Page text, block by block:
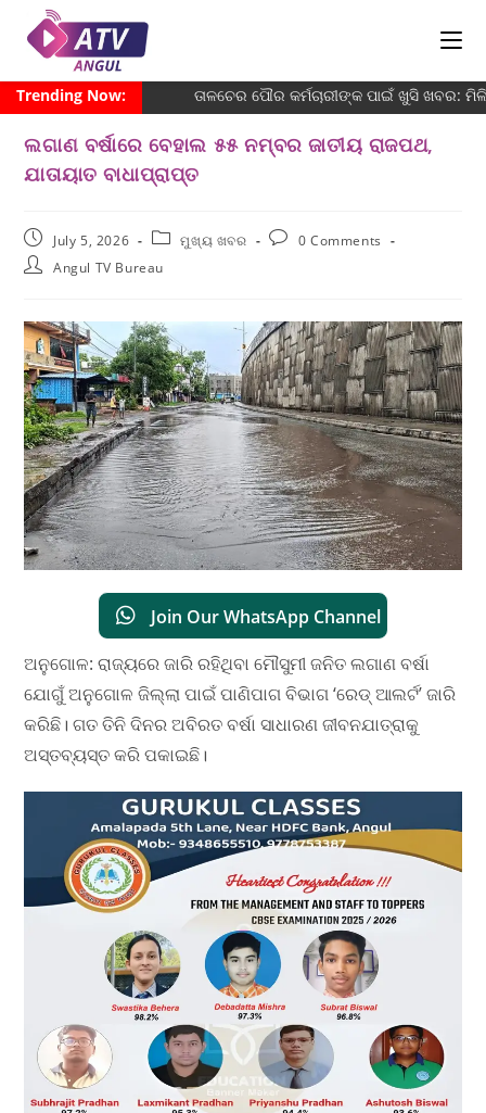
Trending Now: ତାଳଚେର ପୌର କର୍ମଚାରୀଙ୍କ ପାଇଁ ଖୁସି ଖବର:
ଲଗାଣ ବର୍ଷାରେ ବେହାଲ ୫୫ ନମ୍ବର ଜାତୀୟ ରାଜପଥ,
ଯାତାୟାତ ବାଧାପ୍ରାପ୍ତ
July 5, 2026 ମୁଖ୍ୟ ଖବର
0 Comments
Angul TV Bureau
Join Our WhatsApp Channel
ଅନୁଗୋଳ: ରାଜ୍ୟରେ ଜାରି ରହିଥିବା ମୌସୁମୀ ଜନିତ ଲଗାଣ ବର୍ଷା
ଯୋଗୁଁ ଅନୁଗୋଳ ଜିଲ୍ଲା ପାଇଁ ପାଣିପାଗ ବିଭାଗ ‘ରେଡ୍ ଆଲର୍ଟ’ ଜାରି
କରିଛି। ଗତ ତିନି ଦିନର ଅବିରତ ବର୍ଷା ସାଧାରଣ ଜୀବନଯାତ୍ରାକୁ
ଅସ୍ତବ୍ୟସ୍ତ କରି ପକାଇଛି।